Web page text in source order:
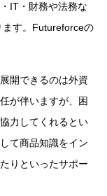
IT・財務や法務な
ます。Futureforceの
開できるのは外資
が伴いますが、困
力してくれるとい
て商品知識をイン
りといったサポー